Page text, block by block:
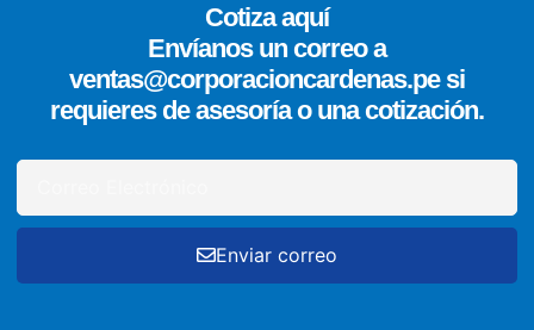
Cotiza aquí
Envíanos un correo a
ventas@corporacioncardenas.pe si
requieres de asesoría o una cotización.
Enviar correo